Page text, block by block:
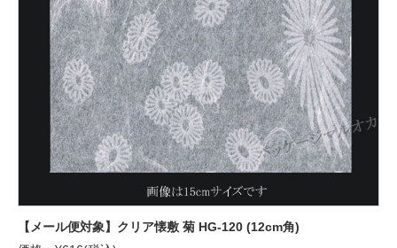
【メール便対象】クリア懐敷 菊 HG-120 (12cm角)